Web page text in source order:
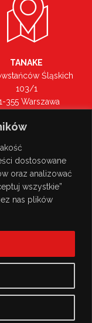
dostosowane
oraz analizować
wszystkie”
nas plików
TANAKE
Śląskich
103/1
355 Warszawa
na mapie >